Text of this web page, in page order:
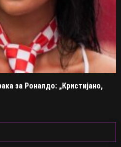
за Роналдо: „Кристијано,